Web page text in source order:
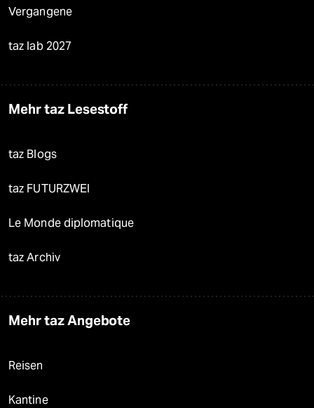
Vergangene
taz lab 2027
Mehr taz Lesestoff
taz Blogs
taz FUTURZWEI
Le Monde diplomatique
taz Archiv
Mehr taz Angebote
Reisen
Kantine